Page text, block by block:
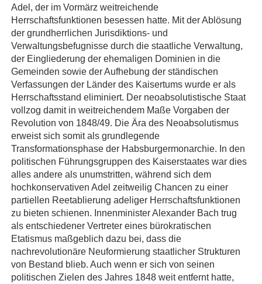
Adel, der im Vormärz weitreichende
Herrschaftsfunktionen besessen hatte. Mit der Ablösung
der grundherrlichen Jurisdiktions- und
Verwaltungsbefugnisse durch die staatliche Verwaltung,
der Eingliederung der ehemaligen Dominien in die
Gemeinden sowie der Aufhebung der ständischen
Verfassungen der Länder des Kaisertums wurde er als
Herrschaftsstand eliminiert. Der neoabsolutistische Staat
vollzog damit in weitreichendem Maße Vorgaben der
Revolution von 1848/49. Die Ära des Neoabsolutismus
erweist sich somit als grundlegende
Transformationsphase der Habsburgermonarchie. In den
politischen Führungsgruppen des Kaiserstaates war dies
alles andere als unumstritten, während sich dem
hochkonservativen Adel zeitweilig Chancen zu einer
partiellen Reetablierung adeliger Herrschaftsfunktionen
zu bieten schienen. Innenminister Alexander Bach trug
als entschiedener Vertreter eines bürokratischen
Etatismus maßgeblich dazu bei, dass die
nachrevolutionäre Neuformierung staatlicher Strukturen
von Bestand blieb. Auch wenn er sich von seinen
politischen Zielen des Jahres 1848 weit entfernt hatte,